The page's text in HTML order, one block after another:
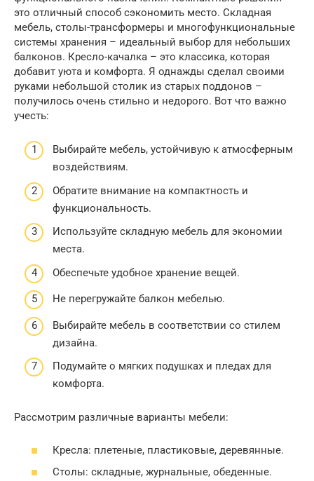
это отличный способ сэкономить место. Складная
мебель, столы-трансформеры и многофункциональные
системы хранения – идеальный выбор для небольших
балконов. Кресло-качалка – это классика, которая
добавит уюта и комфорта. Я однажды сделал своими
руками небольшой столик из старых поддонов –
получилось очень стильно и недорого. Вот что важно
учесть:
Выбирайте мебель, устойчивую к атмосферным
воздействиям.
Обратите внимание на компактность и
функциональность.
Используйте складную мебель для экономии
места.
Обеспечьте удобное хранение вещей.
Не перегружайте балкон мебелью.
Выбирайте мебель в соответствии со стилем
дизайна.
Подумайте о мягких подушках и пледах для
комфорта.
Рассмотрим различные варианты мебели:
Кресла: плетеные, пластиковые, деревянные.
Столы: складные, журнальные, обеденные.